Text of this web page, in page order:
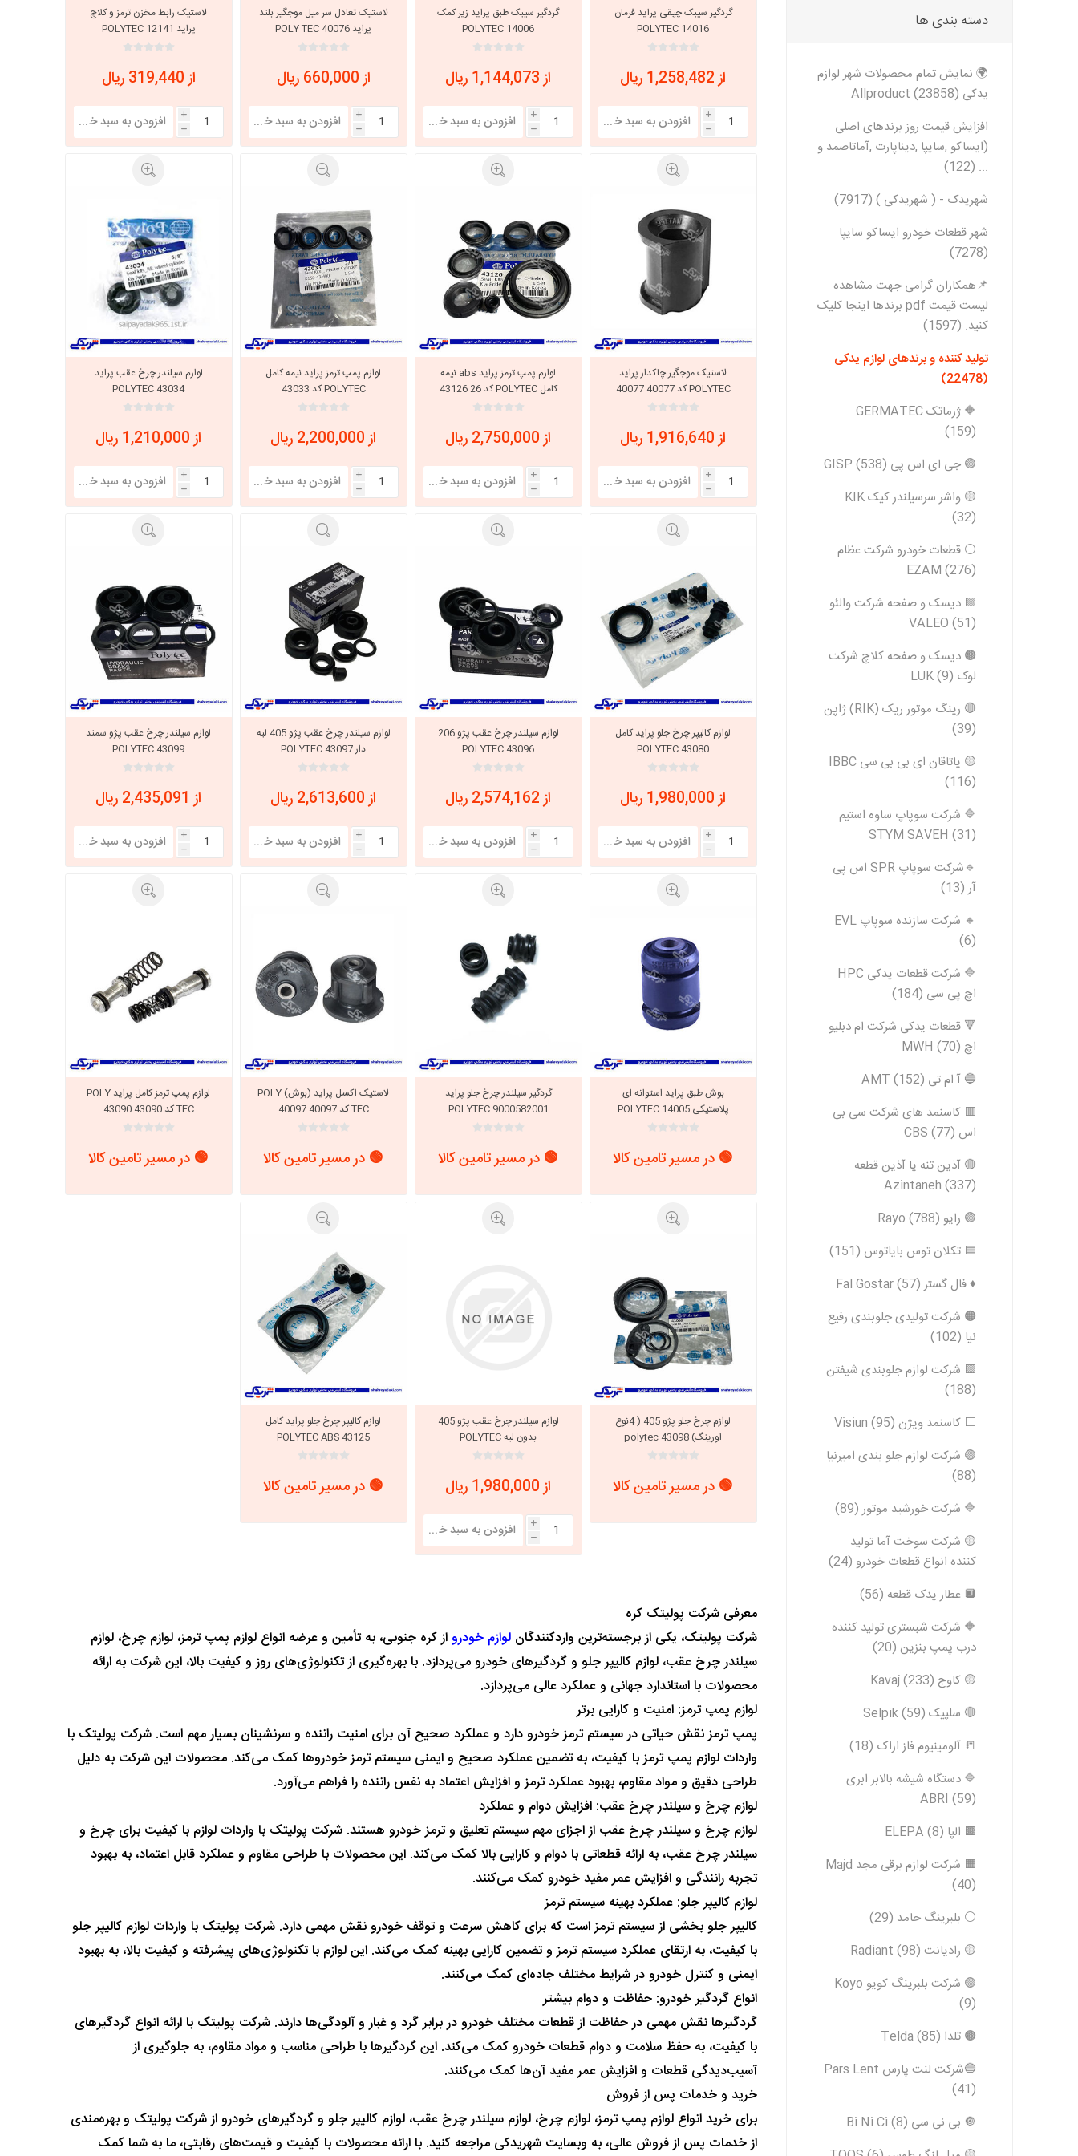
خانواده تیبا، ساینا و کوییک و
مشترک تیبا، ساینا و کوییک و
شاهین
تخصصی کوییک
تخصصی ساینا
خانواده پیکان، آردی و آریسان
مشترک پیکان، آردی و آریسان
تخصصی آردی
تخصصی آریسان
نیسان وانت
مزدا وانت خودروهای چینی
گردگیر سیبک چپقی پراید فرمان
POLYTEC 14016
از 1,258,482 ریال
i
h
گردگیر سیبک طبق پراید زیر کمک
POLYTEC 14006
از 1,144,073 ریال
i
h
لاستیک تعادل سر میل موجگیر بلند
پراید POLY TEC 40076
از 660,000 ریال
i
h
لاستیک رابط مخزن ترمز و کلاچ
پراید POLYTEC 12141
از 319,440 ریال
i
h
لاستیک موجگیر چاکدار پراید
POLYTEC کد 40077 40077
از 1,916,640 ریال
i
h
لوازم پمپ ترمز پراید abs نیمه
کامل POLYTEC کد 26 43126
از 2,750,000 ریال
i
h
لوازم پمپ ترمز پراید نیمه کامل
POLYTEC کد 43033
از 2,200,000 ریال
i
h
لوازم سیلندر چرخ عقب پراید
POLYTEC 43034
از 1,210,000 ریال
i
h
لوازم کالیپر چرخ جلو پراید کامل
POLYTEC 43080
از 1,980,000 ریال
i
h
لوازم سیلندر چرخ عقب پژو 206
POLYTEC 43096
از 2,574,162 ریال
i
h
لوازم سیلندر چرخ عقب پژو 405 لبه
دار POLYTEC 43097
از 2,613,600 ریال
i
h
لوازم سیلندر چرخ عقب پژو سمند
POLYTEC 43099
از 2,435,091 ریال
i
h
بوش طبق پراید استوانه ای
پلاستیکی POLYTEC 14005
🟢 در مسیر تامین کالا
گردگیر سیلندر چرخ جلو پراید
POLYTEC 9000582001
🟢 در مسیر تامین کالا
لاستیک اکسل پراید (بوش) POLY
TEC کد 40097 40097
🟢 در مسیر تامین کالا
لوازم پمپ ترمز کامل پراید POLY
TEC کد 43090 43090
🟢 در مسیر تامین کالا
لوازم چرخ جلو پژو 405 ( 4نوع
اورینگ) polytec 43098
🟢 در مسیر تامین کالا
لوازم سیلندر چرخ عقب پژو 405
بدون لبه POLYTEC
9000582002
از 1,980,000 ریال
i
h
لوازم کالیپر چرخ جلو پراید کامل
POLYTEC ABS 43125
🟢 در مسیر تامین کالا
معرفی شرکت پولیتک کره
شرکت پولیتک، یکی از برجسته‌ترین واردکنندگان لوازم خودرواز کره جنوبی، به تأمین و عرضه انواع لوازم پمپ ترمز، لوازم چرخ، لوازم
سیلندر چرخ عقب، لوازم کالیپر جلو و گردگیرهای خودرو می‌پردازد. با بهره‌گیری از تکنولوژی‌های روز و کیفیت بالا، این شرکت به ارائه
محصولات با استاندارد جهانی و عملکرد عالی می‌پردازد.
لوازم پمپ ترمز: امنیت و کارایی برتر
پمپ ترمز نقش حیاتی در سیستم ترمز خودرو دارد و عملکرد صحیح آن برای امنیت راننده و سرنشینان بسیار مهم است. شرکت پولیتک با
واردات لوازم پمپ ترمز با کیفیت، به تضمین عملکرد صحیح و ایمنی سیستم ترمز خودروها کمک می‌کند. محصولات این شرکت به دلیل
طراحی دقیق و مواد مقاوم، بهبود عملکرد ترمز و افزایش اعتماد به نفس راننده را فراهم می‌آورد.
لوازم چرخ و سیلندر چرخ عقب: افزایش دوام و عملکرد
لوازم چرخ و سیلندر چرخ عقب از اجزای مهم سیستم تعلیق و ترمز خودرو هستند. شرکت پولیتک با واردات لوازم با کیفیت برای چرخ و
سیلندر چرخ عقب، به ارائه قطعاتی با دوام و کارایی بالا کمک می‌کند. این محصولات با طراحی مقاوم و عملکرد قابل اعتماد، به بهبود
تجربه رانندگی و افزایش عمر مفید خودرو کمک می‌کنند.
لوازم کالیپر جلو: عملکرد بهینه سیستم ترمز
کالیپر جلو بخشی از سیستم ترمز است که برای کاهش سرعت و توقف خودرو نقش مهمی دارد. شرکت پولیتک با واردات لوازم کالیپر جلو
با کیفیت، به ارتقای عملکرد سیستم ترمز و تضمین کارایی بهینه کمک می‌کند. این لوازم با تکنولوژی‌های پیشرفته و کیفیت بالا، به بهبود
ایمنی و کنترل خودرو در شرایط مختلف جاده‌ای کمک می‌کنند.
انواع گردگیر خودرو: حفاظت و دوام بیشتر
گردگیرها نقش مهمی در حفاظت از قطعات مختلف خودرو در برابر گرد و غبار و آلودگی‌ها دارند. شرکت پولیتک با ارائه انواع گردگیرهای
با کیفیت، به حفظ سلامت و دوام قطعات خودرو کمک می‌کند. این گردگیرها با طراحی مناسب و مواد مقاوم، به جلوگیری از
آسیب‌دیدگی قطعات و افزایش عمر مفید آن‌ها کمک می‌کنند.
خرید و خدمات پس از فروش
برای خرید انواع لوازم پمپ ترمز، لوازم چرخ، لوازم سیلندر چرخ عقب، لوازم کالیپر جلو و گردگیرهای خودرو از شرکت پولیتک و بهره‌مندی
از خدمات پس از فروش عالی، به وبسایت شهریدکی مراجعه کنید. با ارائه محصولات با کیفیت و قیمت‌های رقابتی، ما به شما کمک
دسته بندی ها
🌍 نمایش تمام محصولات شهر لوازم
یدکی Allproduct (23858)
افزایش قیمت روز برندهای اصلی
(ایساکو ,سایپا ,دیناپارت ,آماتاصمد و
... (122)
شهریدک - ( شهریدکی ) (7917)
شهر قطعات خودرو ایساکو سایپا
(7278)
📌همکاران گرامی جهت مشاهده
لیست قیمت pdf برندها اینجا کلیک
کنید. (1597)
تولید کننده و برندهای لوازم یدکی
(22478)
🔶 ژرماتک GERMATEC
(159)
🟢 جی ای اس پی GISP (538)
🟡 واشر سرسیلندر کیک KIK
(32)
⚪️ قطعات خودرو شرکت عظام
EZAM (276)
🟩 دیسک و صفحه شرکت والئو
VALEO (51)
🟤 دیسک و صفحه کلاچ شرکت
لوک LUK (9)
🔴 رینگ موتور ریک (RIK) ژاپن
(39)
🟡 یاتاقان ای بی بی سی IBBC
(116)
🔷 شرکت سوپاپ ساوه استیم
STYM SAVEH (31)
🔹شرکت سوپاپ SPR اس پی
آر (13)
🔸 شرکت سازنده سوپاپ EVL
(6)
🔷 شرکت قطعات یدکی HPC
اچ پی سی (184)
🔻 قطعات یدکی شرکت ام دبلیو
اچ MWH (70)
🔵 آ ام تی AMT (152)
🟥 کاسنمد های شرکت سی بی
اس CBS (77)
🔴 آذین تنه یا آذین قطعه
Azintaneh (337)
🟣 رایو Rayo (788)
🟦 تکلان توس بایاتوس (151)
♦️ فال گستر Fal Gostar (57)
🟠 شرکت تولیدی جلوبندی رفیع
نیا (102)
🟪 شرکت لوازم جلوبندی شیفتن
(188)
⬜️ کاسنمد ویژن Visiun (95)
🟢 شرکت لوازم جلو بندی امیرنیا
(88)
🔷 شرکت خورشید موتور (89)
🟡 شرکت سوخت آما تولید
کننده انواع قطعات خودرو (24)
🔲 عطار یدک قطعه (56)
🔶 شرکت شبستری تولید کننده
درب پمپ بنزین (20)
🟡 کاوج Kavaj (233)
🔴 سلپیک Selpik (59)
📒 آلومینیوم فاز اراک (18)
🔷 دستگاه شیشه بالابر ابری
ABRI (59)
🟫 الپا ELEPA (8)
🟧 شرکت لوازم برقی مجد Majd
(40)
⚪️ بلبرینگ حامد (29)
🟡 رادیانت Radiant (98)
🟣 شرکت بلبرینگ کویو Koyo
(9)
🟤 تلدا Telda (85)
🔵شرکت لنت پارس Pars Lent
(41)
🔘 بی نی سی Bi Ni Ci (8)